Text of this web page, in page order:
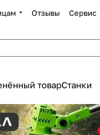
Отзывы Сервис
товарСтанки